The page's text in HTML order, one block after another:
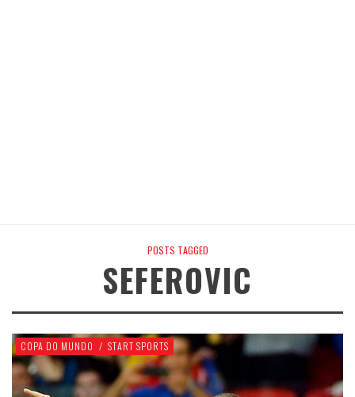
POSTS TAGGED
SEFEROVIC
COPA DO MUNDO / START SPORTS